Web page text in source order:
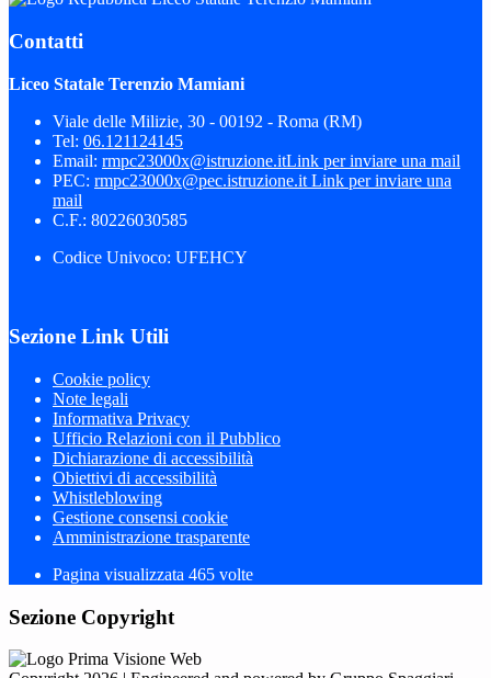
Contatti
Liceo Statale Terenzio Mamiani
Viale delle Milizie, 30 - 00192 - Roma (RM)
Tel: 06.121124145
Email: rmpc23000x@istruzione.itLink per inviare una mail
PEC: rmpc23000x@pec.istruzione.it Link per inviare una
mail
C.F.: 80226030585
Codice Univoco: UFEHCY
Sezione Link Utili
Cookie policy
Note legali
Informativa Privacy
Ufficio Relazioni con il Pubblico
Dichiarazione di accessibilità
Obiettivi di accessibilità
Whistleblowing
Gestione consensi cookie
Amministrazione trasparente
Pagina visualizzata 465 volte
Sezione Copyright